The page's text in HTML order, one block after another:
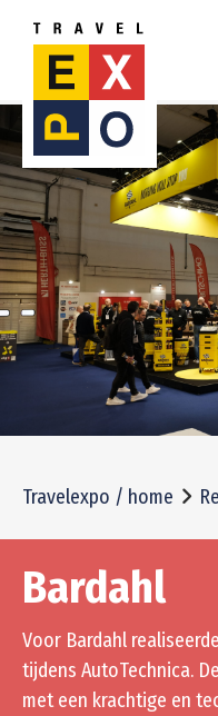
Travelexpo / home
Bardahl
Voor Bardahl
tijdens AutoTechnica.
met een krachtige en